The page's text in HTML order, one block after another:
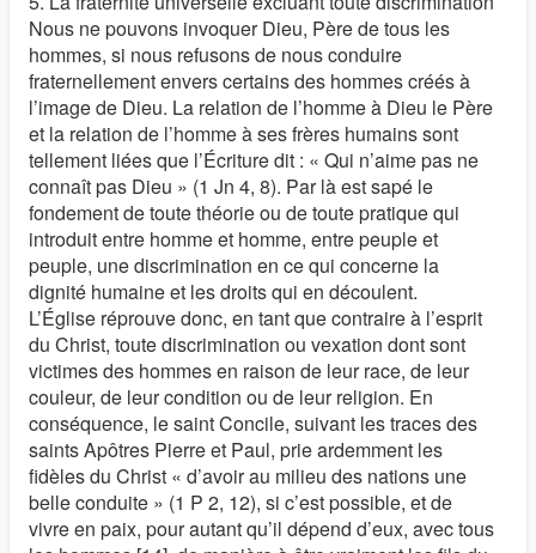
Nous ne pouvons invoquer Dieu, Père de tous les
hommes, si nous refusons de nous conduire
fraternellement envers certains des hommes créés à
l’image de Dieu. La relation de l’homme à Dieu le Père
et la relation de l’homme à ses frères humains sont
tellement liées que l’Écriture dit : « Qui n’aime pas ne
connaît pas Dieu » (1 Jn 4, 8). Par là est sapé le
fondement de toute théorie ou de toute pratique qui
introduit entre homme et homme, entre peuple et
peuple, une discrimination en ce qui concerne la
dignité humaine et les droits qui en découlent.
L’Église réprouve donc, en tant que contraire à l’esprit
du Christ, toute discrimination ou vexation dont sont
victimes des hommes en raison de leur race, de leur
couleur, de leur condition ou de leur religion. En
conséquence, le saint Concile, suivant les traces des
saints Apôtres Pierre et Paul, prie ardemment les
fidèles du Christ « d’avoir au milieu des nations une
belle conduite » (1 P 2, 12), si c’est possible, et de
vivre en paix, pour autant qu’il dépend d’eux, avec tous